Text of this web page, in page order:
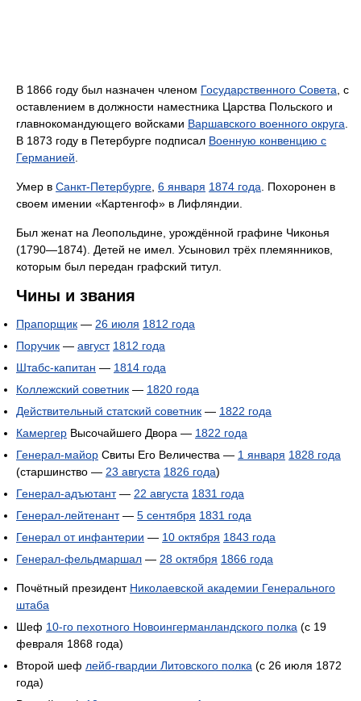
В 1866 году был назначен членом Государственного Совета , с
оставлением в должности наместника Царства Польского и
главнокомандующего войсками Варшавского военного округа
В 1873 году в Петербурге подписал Военную конвенцию с
Германией
Умер в Санкт-Петербурге 6 января 1874 года . Похоронен в
своем имении «Картенгоф» в Лифляндии.
Был женат на Леопольдине, урождённой графине Чиконья
(1790—1874). Детей не имел. Усыновил трёх племянников,
которым был передан графский титул.
Чины и звания
Прапорщик — 26 июля 1812 года
Поручик — август 1812 года
Штабс-капитан — 1814 года
Коллежский советник — 1820 года
Действительный статский советник — 1822 года
Камергер Высочайшего Двора — 1822 года
Генерал-майор Свиты Его Величества — 1 января 1828 года
(старшинство — 23 августа 1826 года)
Генерал-адъютант— 22 августа 1831 года
Генерал-лейтенант— 5 сентября 1831 года
Генерал от инфантерии — 10 октября 1843 года
Генерал-фельдмаршал — 28 октября 1866 года
Почётный президент Николаевской академии Генерального
штаба
Шеф 10-го пехотного Новоингерманландского полка (с 19
февраля 1868 года)
Второй шеф лейб-гвардии Литовского полка (с 26 июля 1872
года)